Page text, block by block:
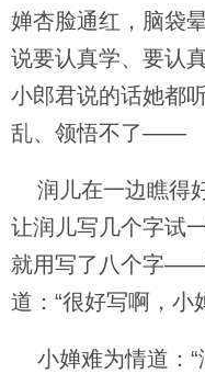
婵杏脸通红，脑袋
说要认真学、要认
小郎君说的话她都
乱、领悟不了——
润儿在一边瞧得
让润儿写几个字试
就用写了八个字
道：“很好写啊，小
小婵难为情道：“